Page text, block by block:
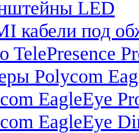
LED
кабели под
TelePresence
Polycom
EagleEye
EagleEye